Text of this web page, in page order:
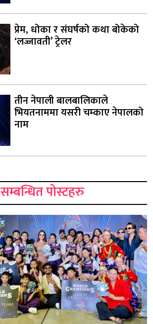
प्रेम, धोका र संघर्षको कथा बोकेको
‘लज्जावती’ ट्रेलर
तीन नेपाली बालबालिकाले
भियतनाममा यसरी चम्काए नेपालको
नाम
सम्बन्धित पोस्टहरु